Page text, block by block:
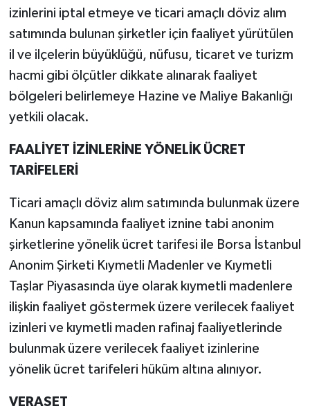
izinlerini iptal etmeye ve ticari amaçlı döviz alım
satımında bulunan şirketler için faaliyet yürütülen
il ve ilçelerin büyüklüğü, nüfusu, ticaret ve turizm
hacmi gibi ölçütler dikkate alınarak faaliyet
bölgeleri belirlemeye Hazine ve Maliye Bakanlığı
yetkili olacak.
FAALİYET İZİNLERİNE YÖNELİK ÜCRET
TARİFELERİ
Ticari amaçlı döviz alım satımında bulunmak üzere
Kanun kapsamında faaliyet iznine tabi anonim
şirketlerine yönelik ücret tarifesi ile Borsa İstanbul
Anonim Şirketi Kıymetli Madenler ve Kıymetli
Taşlar Piyasasında üye olarak kıymetli madenlere
ilişkin faaliyet göstermek üzere verilecek faaliyet
izinleri ve kıymetli maden rafinaj faaliyetlerinde
bulunmak üzere verilecek faaliyet izinlerine
yönelik ücret tarifeleri hüküm altına alınıyor.
VERASET